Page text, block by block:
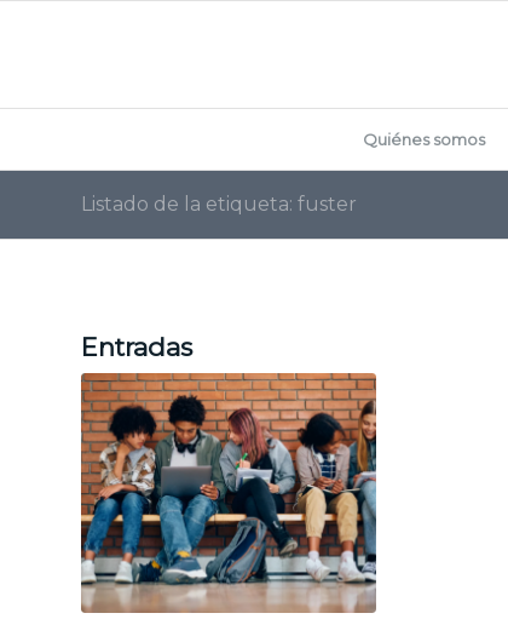
Quiénes somos
Listado de la etiqueta: fuster
Entradas